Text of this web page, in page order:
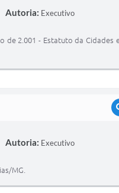
Autoria: Executivo
de 2.001 - Estatuto da Cidades
Autoria: Executivo
MG.